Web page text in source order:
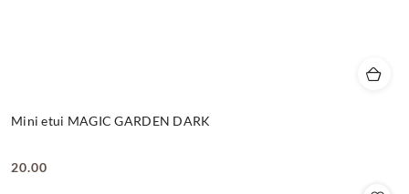
Mini etui MAGIC GARDEN DARK
Cena:
20.00